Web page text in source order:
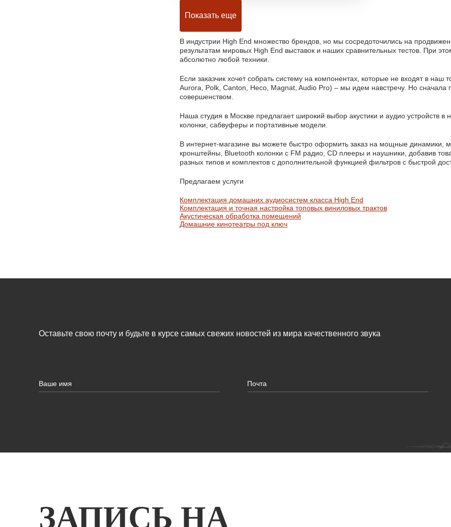
Показать еще
В индустрии High End множество брендов, но мы сосредоточились на
результатам мировых High End выставок и наших сравнительных тестов. При
абсолютно любой техники.
Если заказчик хочет собрать систему на компонентах, которые не входят в
Aurora, Polk, Canton, Heco, Magnat, Audio Pro) – мы идем навстречу. Но сначала
совершенством.
Наша студия в Москве предлагает широкий выбор акустики и аудио устройств
колонки, сабвуферы и портативные модели.
В интернет-магазине вы можете быстро оформить заказ на мощные динамики,
кронштейны, Bluetooth колонки с FM радио, CD плееры и наушники, добавив
разных типов и комплектов с дополнительной функцией фильтров с быстрой
Предлагаем услуги
Комплектация домашних аудиосистем класса High End
Комплектация и точная настройка топовых виниловых трактов
Акустическая обработка помещений
Домашние кинотеатры под ключ
Оставьте свою почту и будьте в курсе самых свежих новостей из мира качественного звука
ЗАПИСЬ НА